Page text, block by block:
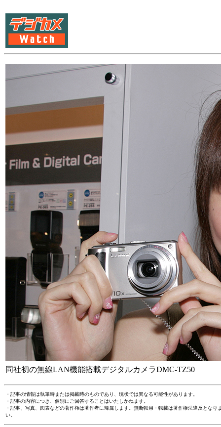
同社初の無線LAN機能搭載デジタルカメラDMC-TZ50
・記事の情報は執筆時または掲載時のものであり、現状では異なる可能性があります。
・記事の内容につき、個別にご回答することはいたしかねます。
・記事、写真、図表などの著作権は著作者に帰属します。無断転用・転載は著作権法違反とな
い。